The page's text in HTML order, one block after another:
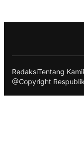
RedaksiTentang Kami
@Copyright